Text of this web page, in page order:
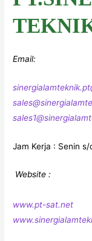
Email:
Jam Kerja : Senin s/
Website :
www.pt-sat.net